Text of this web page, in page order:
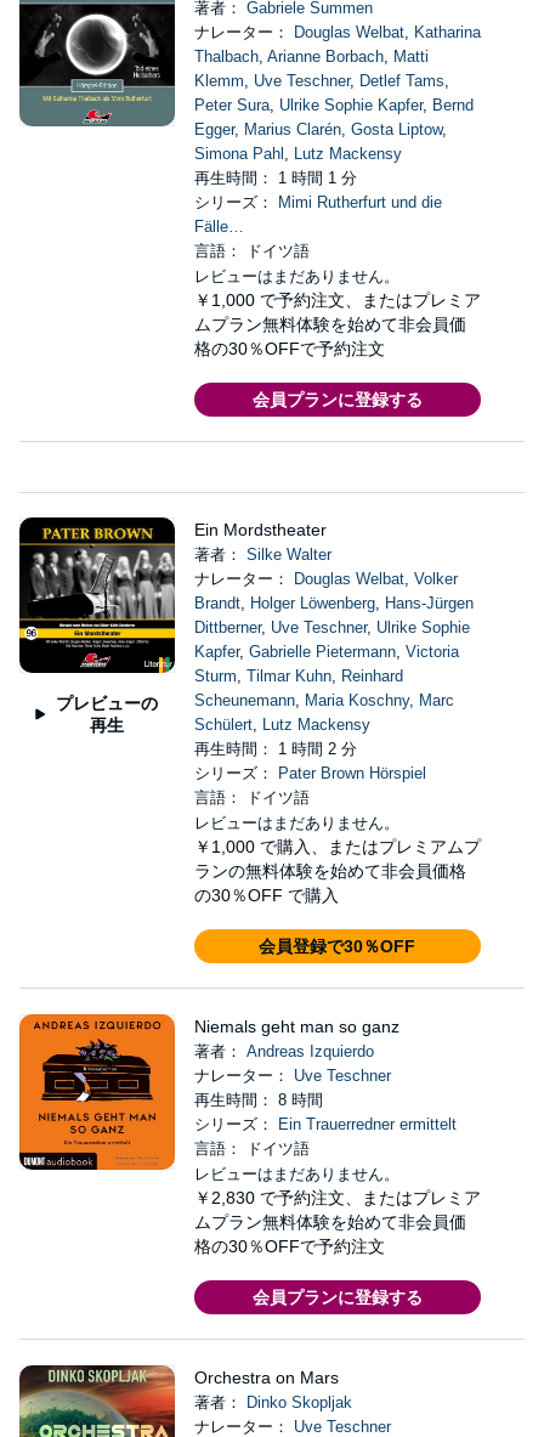
著者： Gabriele Summen
ナレーター：
Douglas Welbat, Katharina
Thalbach, Arianne Borbach, Matti
Klemm, Uve Teschner, Detlef Tams,
Peter Sura, Ulrike Sophie Kapfer, Bernd
Egger, Marius Clarén, Gosta Liptow,
Simona Pahl , Lutz Mackensy
再生時間： 1 時間 1 分
シリーズ：
Mimi Rutherfurt und die
Fälle…
言語： ドイツ語
レビューはまだありません。
￥1,000 で予約注文、またはプレミア
ムプラン無料体験を始めて非会員価
格の30％OFFで予約注文
会員プランに登録する
プレビューの
再生
Ein Mordstheater
著者： Silke Walter
ナレーター：
Douglas Welbat, Volker
Brandt, Holger Löwenberg, Hans-Jürgen
Dittberner, Uve Teschner, Ulrike Sophie
Kapfer, Gabrielle Pietermann, Victoria
Sturm, Tilmar Kuhn, Reinhard
Scheunemann, Maria Koschny, Marc
Schülert, Lutz Mackensy
再生時間： 1 時間 2 分
シリーズ：
Pater Brown Hörspiel
言語： ドイツ語
レビューはまだありません。
￥1,000 で購入、またはプレミアムプ
ランの無料体験を始めて非会員価格
の30％OFF で購入
会員登録で30％OFF
Niemals geht man so ganz
著者： Andreas Izquierdo
ナレーター： Uve Teschner
再生時間： 8 時間
シリーズ：
Ein Trauerredner ermittelt
言語： ドイツ語
レビューはまだありません。
￥2,830 で予約注文、またはプレミア
ムプラン無料体験を始めて非会員価
格の30％OFFで予約注文
会員プランに登録する
Orchestra on Mars
著者：
Dinko Skopljak
ナレーター： Uve Teschner